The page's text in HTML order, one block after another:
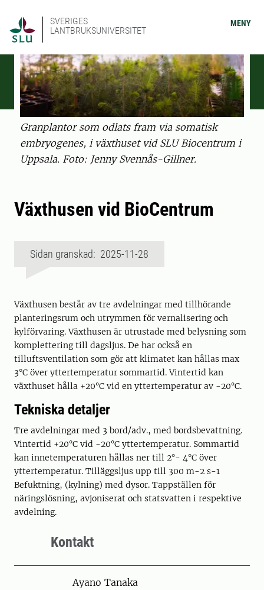
SVERIGES
LANTBRUKSUNIVERSITET
MENY
Granplantor som odlats fram via somatisk
embryogenes, i växthuset vid SLU Biocentrum i
Uppsala. Foto: Jenny Svennås-Gillner.
Växthusen vid BioCentrum
Sidan granskad: 2025-11-28
Växthusen består av tre avdelningar med tillhörande
planteringsrum och utrymmen för vernalisering och
kylförvaring. Växthusen är utrustade med belysning som
komplettering till dagsljus. De har också en
tilluftsventilation som gör att klimatet kan hållas max
3°C över yttertemperatur sommartid. Vintertid kan
växthuset hålla +20°C vid en yttertemperatur av -20°C.
Tekniska detaljer
Tre avdelningar med 3 bord/adv., med bordsbevattning.
Vintertid +20°C vid -20°C yttertemperatur. Sommartid
kan innetemperaturen hållas ner till 2°- 4°C över
yttertemperatur. Tilläggsljus upp till 300 m-2 s-1
Befuktning, (kylning) med dysor. Tappställen för
näringslösning, avjoniserat och statsvatten i respektive
avdelning.
Kontakt
PersonAyano Tanaka